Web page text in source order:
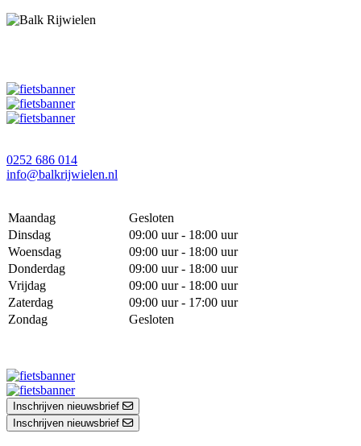
0252 686 014
info@balkrijwielen.nl
Maandag
Gesloten
Dinsdag
09:00 uur - 18:00 uur
Woensdag
09:00 uur - 18:00 uur
Donderdag
09:00 uur - 18:00 uur
Vrijdag
09:00 uur - 18:00 uur
Zaterdag
09:00 uur - 17:00 uur
Zondag
Gesloten
Inschrijven nieuwsbrief
Inschrijven nieuwsbrief